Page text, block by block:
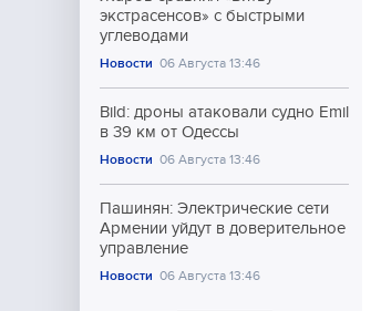
экстрасенсов» с быстрыми
углеводами
Новости 06 Августа 13:46
Bild: дроны атаковали судно Emil
в 39 км от Одессы
Новости 06 Августа 13:46
Пашинян: Электрические сети
Армении уйдут в доверительное
управление
Новости 06 Августа 13:46